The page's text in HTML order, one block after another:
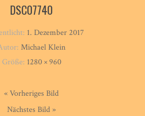
DSC07740
1. Dezember 2017
Michael Klein
Größe: 1280 × 960
« Vorheriges Bild
Nächstes Bild »